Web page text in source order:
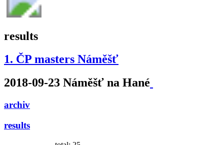
results
1. ČP masters Náměšť
2018-09-23 Náměšť na Hané
archiv
results